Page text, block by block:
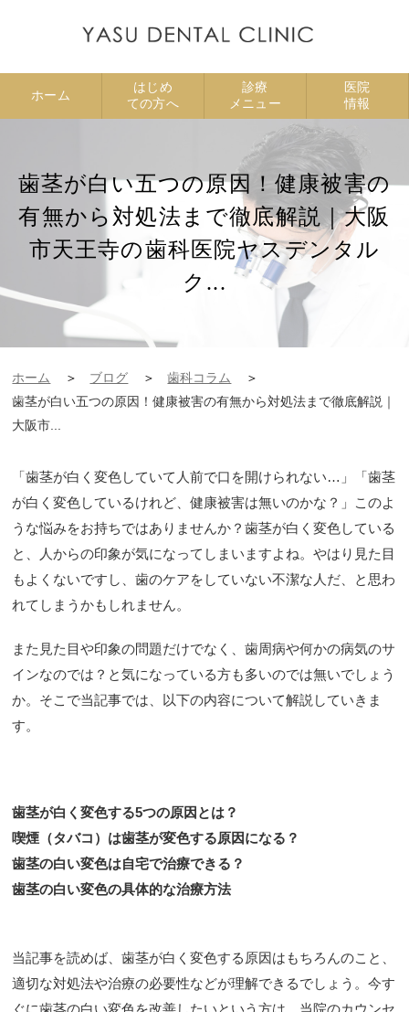
歯茎が白い五つの原因！健康被害の
有無から対処法まで徹底解説｜大阪
市天王寺の歯科医院ヤスデンタル
ク...
ホーム
はじめ
ての方へ
診療
メニュー
医院
情報
ホーム ブログ
歯科コラム
歯茎が白い五つの原因！健康被害の有無から対処法まで徹底解説｜
大阪市...
「歯茎が白く変色していて人前で口を開けられない…」「歯茎
が白く変色しているけれど、健康被害は無いのかな？」このよ
うな悩みをお持ちではありませんか？歯茎が白く変色している
と、人からの印象が気になってしまいますよね。やはり見た目
もよくないですし、歯のケアをしていない不潔な人だ、と思わ
れてしまうかもしれません。
また見た目や印象の問題だけでなく、歯周病や何かの病気のサ
インなのでは？と気になっている方も多いのでは無いでしょう
か。そこで当記事では、以下の内容について解説していきま
す。
歯茎が白く変色する5つの原因とは？
喫煙（タバコ）は歯茎が変色する原因になる？
歯茎の白い変色は自宅で治療できる？
歯茎の白い変色の具体的な治療方法
当記事を読めば、歯茎が白く変色する原因はもちろんのこと、
適切な対処法や治療の必要性などが理解できるでしょう。今す
ぐに歯茎の白い変色を改善したいという方は、当院のカウンセ